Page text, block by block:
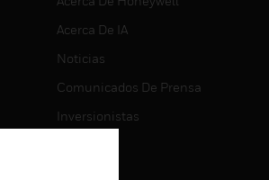
Acerca De IA
Noticias
Comunicados De Prensa
Inversionistas